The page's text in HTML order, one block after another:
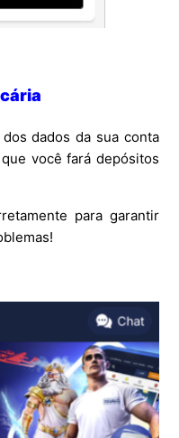
dados da sua conta
você fará depósitos
para garantir